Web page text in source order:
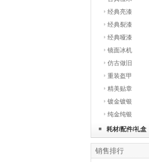
经典亮漆
经典裂漆
经典哑漆
镜面冰机
仿古做旧
重装盔甲
精美贴章
镀金镀银
纯金纯银
耗材/配件/礼盒
销售排行